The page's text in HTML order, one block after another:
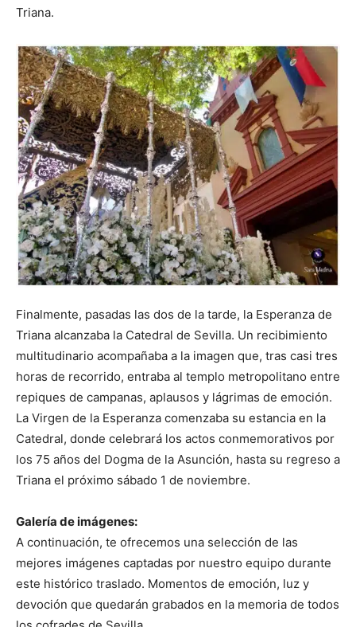
Triana.
Finalmente, pasadas las dos de la tarde, la Esperanza de
Triana alcanzaba la Catedral de Sevilla. Un recibimiento
multitudinario acompañaba a la imagen que, tras casi tres
horas de recorrido, entraba al templo metropolitano entre
repiques de campanas, aplausos y lágrimas de emoción.
La Virgen de la Esperanza comenzaba su estancia en la
Catedral, donde celebrará los actos conmemorativos por
los 75 años del Dogma de la Asunción, hasta su regreso a
Triana el próximo sábado 1 de noviembre.
Galería de imágenes:
A continuación, te ofrecemos una selección de las
mejores imágenes captadas por nuestro equipo durante
este histórico traslado. Momentos de emoción, luz y
devoción que quedarán grabados en la memoria de todos